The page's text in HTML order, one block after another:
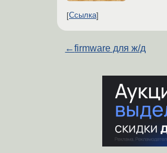
Ссылка
←firmware для ж/д